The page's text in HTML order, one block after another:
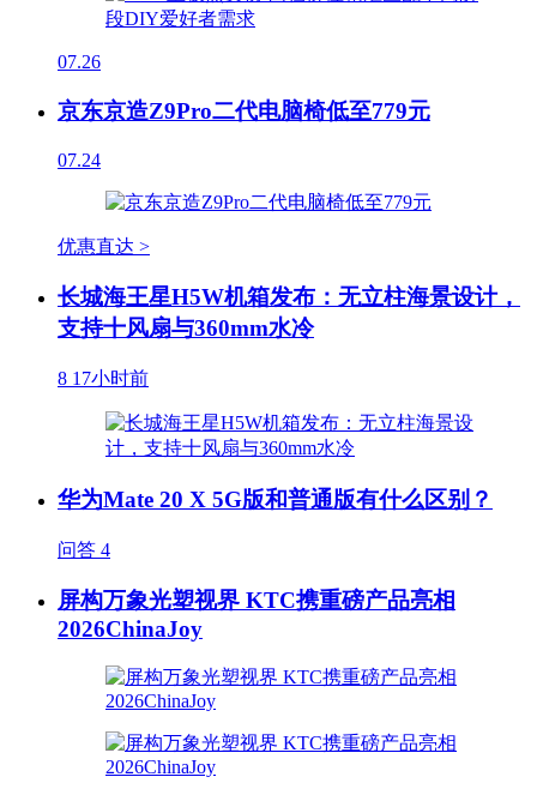
07.26
京东京造Z9Pro二代电脑椅低至779元
07.24
优惠直达 >
长城海王星H5W机箱发布：无立柱海景设计，
支持十风扇与360mm水冷
8 17小时前
华为Mate 20 X 5G版和普通版有什么区别？
问答 4
屏构万象光塑视界 KTC携重磅产品亮相
2026ChinaJoy